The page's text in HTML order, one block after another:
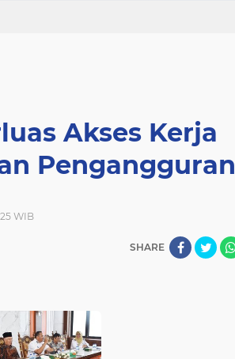
Akses Kerja
Pengangguran
WIB
SHARE